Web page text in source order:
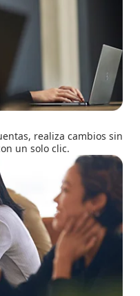
realiza cambios sin
un solo clic.